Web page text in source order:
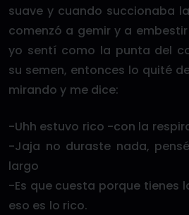
suave y cuando succionaba
comenzó a gemir y a
yo sentí como la punta del
su semen, entonces lo quité
mirando y me dice:
-Uhh estuvo rico -con la
-Jaja no duraste nada,
largo
-Es que cuesta porque tienes
eso es lo rico.